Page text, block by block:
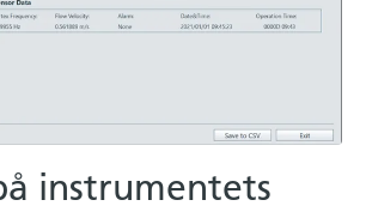
instrumentets